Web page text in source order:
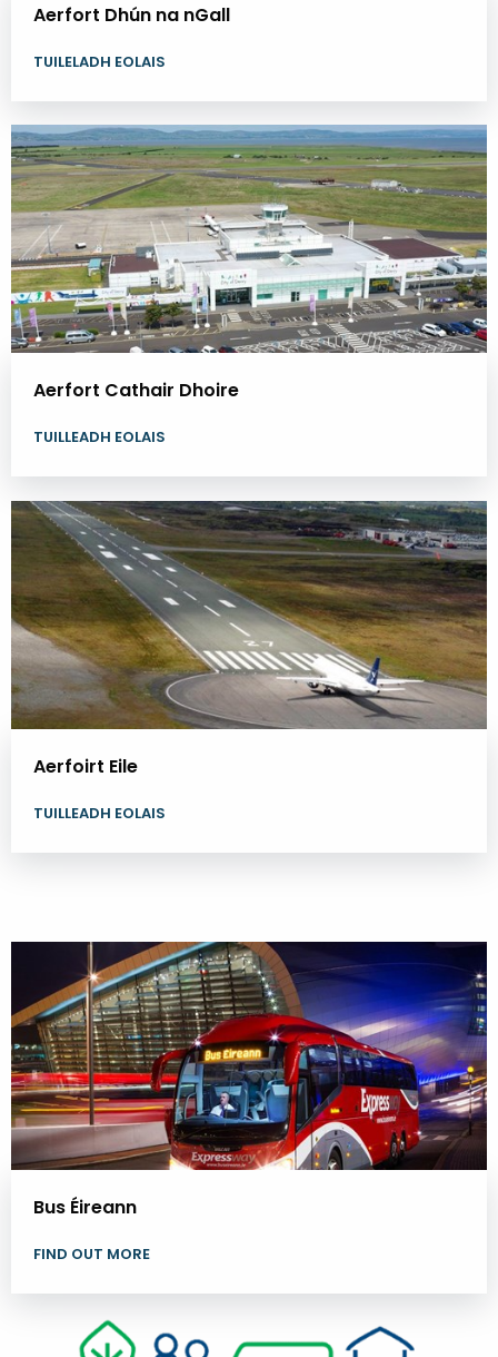
Aerfort Dhún na nGall
TUILELADH EOLAIS
Aerfort Cathair Dhoire
TUILLEADH EOLAIS
Aerfoirt Eile
TUILLEADH EOLAIS
Bus Éireann
FIND OUT MORE